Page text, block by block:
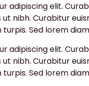
adipiscing elit.
nibh. Curabitur
Sed lorem
adipiscing elit.
nibh. Curabitur
Sed lorem